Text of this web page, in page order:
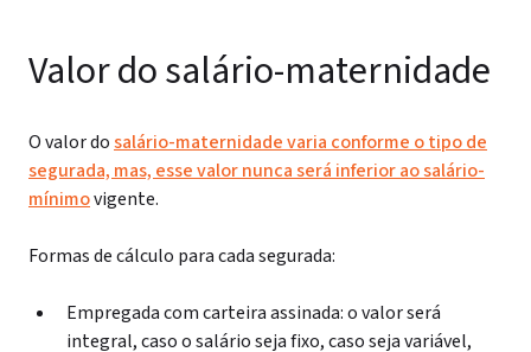
Valor do salário-maternidade
O valor dosalário-maternidade varia conforme o tipo de
segurada, mas, esse valor nunca será inferior ao salário-
mínimovigente.
Formas de cálculo para cada segurada:
Empregada com carteira assinada: o valor será
integral, caso o salário seja fixo, caso seja variável,